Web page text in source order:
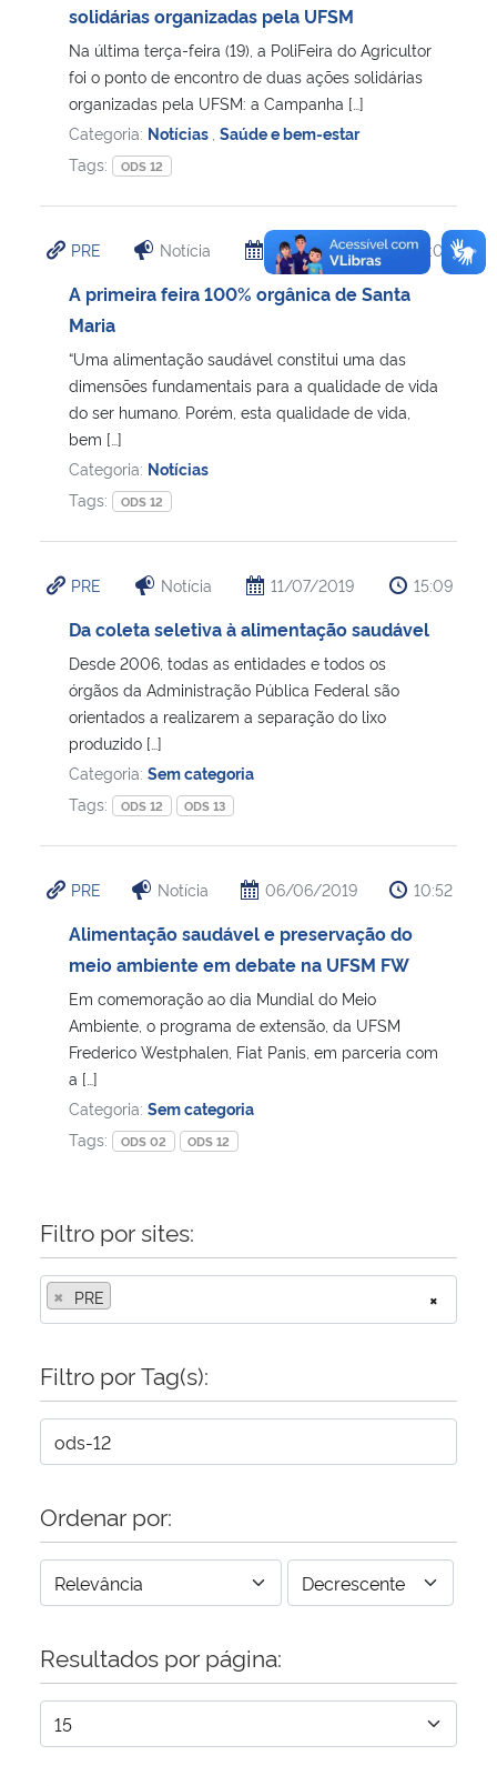
solidárias organizadas pela UFSM
Na última terça-feira (19), a PoliFeira do Agricultor
foi o ponto de encontro de duas ações solidárias
organizadas pela UFSM: a Campanha […]
Categoria: Notícias Saúde e bem-estar
Tags:
ODS 12
PRE Notícia 15/07/2019 21:08
A primeira feira 100% orgânica de Santa
Maria
“Uma alimentação saudável constitui uma das
dimensões fundamentais para a qualidade de vida
do ser humano. Porém, esta qualidade de vida,
bem […]
Categoria: Notícias
Tags:
ODS 12
PRE Notícia 11/07/2019 15:09
Da coleta seletiva à alimentação saudável
Desde 2006, todas as entidades e todos os
órgãos da Administração Pública Federal são
orientados a realizarem a separação do lixo
produzido […]
Categoria: Sem categoria
Tags:
ODS 12 ODS 13
PRE Notícia 06/06/2019 10:52
Alimentação saudável e preservação do
meio ambiente em debate na UFSM FW
Em comemoração ao dia Mundial do Meio
Ambiente, o programa de extensão, da UFSM
Frederico Westphalen, Fiat Panis, em parceria com
a […]
Categoria: Sem categoria
Tags:
ODS 02 ODS 12
Filtro por sites:
×
× PRE
Filtro por Tag(s):
Ordenar por:
Resultados por página: